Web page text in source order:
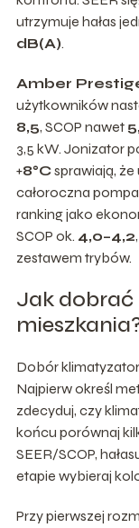
utrzymuje hałas
dB(A).
Amber
użytkowników
8,5, SCOP nawet
3,5 kW. Jonizator
+8°Csprawiają, że
całoroczna pompa
ranking jako
SCOP ok. 4,0–4,2
zestawem trybów.
Jak
Dobór
Najpierw określ
zdecyduj, czy
końcu porównaj
SEER/SCOP,
etapie wybieraj
Przy pierwszej